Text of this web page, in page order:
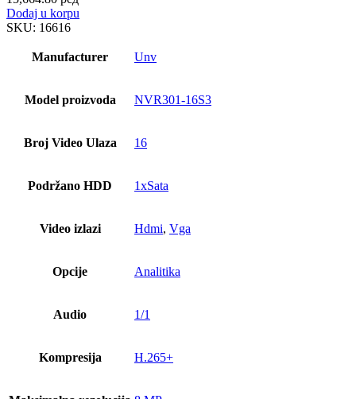
Dodaj u korpu
SKU: 16616
Manufacturer Unv
Model proizvoda NVR301-16S3
Broj Video Ulaza 16
Podržano HDD 1xSata
Video izlazi Hdmi, Vga
Opcije Analitika
Audio 1/1
Kompresija H.265+